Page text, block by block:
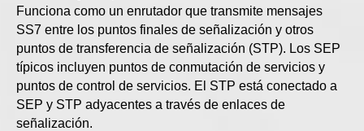
Funciona como un enrutador que transmite mensajes
SS7 entre los puntos finales de señalización y otros
puntos de transferencia de señalización (STP). Los SEP
típicos incluyen puntos de conmutación de servicios y
puntos de control de servicios. El STP está conectado a
SEP y STP adyacentes a través de enlaces de
señalización.